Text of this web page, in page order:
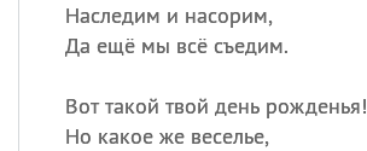
Наследим и насорим,
Да ещё мы всё съедим.
Вот такой твой день рожденья!
Но какое же веселье,